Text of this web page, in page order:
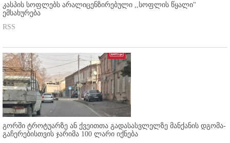
კასპის სოფლებს არალიცენზირებული ,,სოფლის წყალი"
ემსახურება
RSS
გორში ტროტუარზე ან ქვეითთა გადასასვლელზე მანქანის დგომა-
გაჩერებისთვის ჯარიმა 100 ლარი იქნება